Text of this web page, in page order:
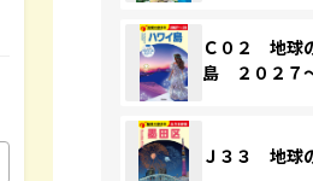
Ｃ０２ 地球
島 ２０２７
Ｊ３３ 地球